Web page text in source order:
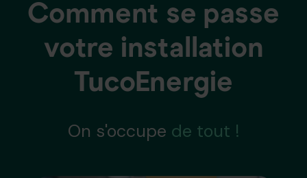
Comment se passe
votre installation
TucoEnergie
On s'occupe de tout !